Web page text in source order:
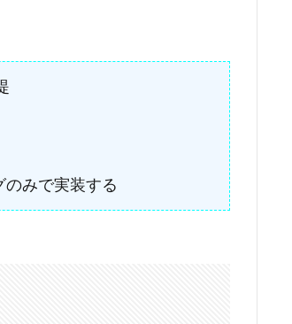
みで実装する